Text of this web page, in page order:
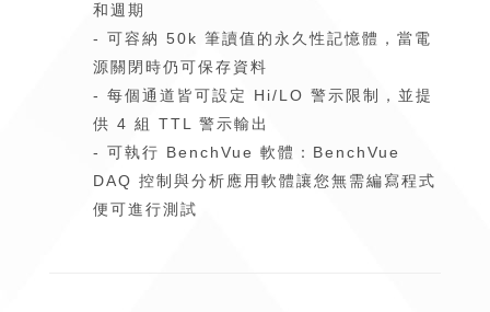
和週期
- 可容納 50k 筆讀值的永久性記憶體，當電
源關閉時仍可保存資料
- 每個通道皆可設定 Hi/LO 警示限制，並提
供 4 組 TTL 警示輸出
- 可執行 BenchVue 軟體：BenchVue
DAQ 控制與分析應用軟體讓您無需編寫程式
便可進行測試